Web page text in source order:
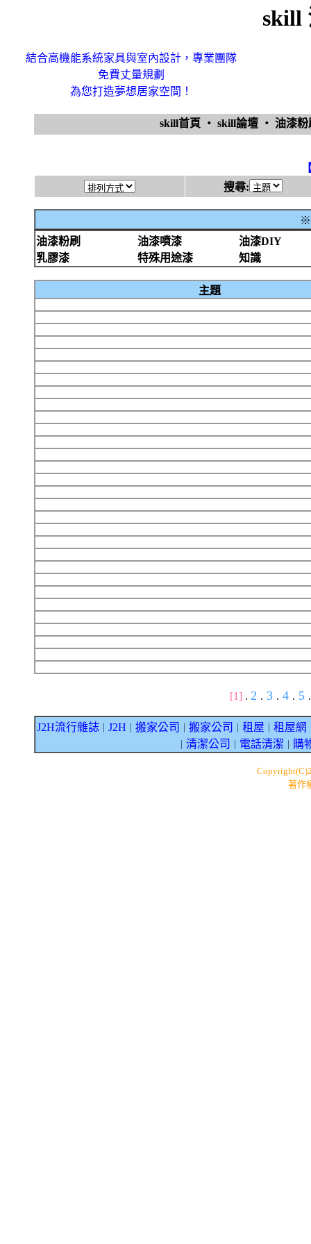
skill
結合高機能系統家具與室內設計，專業團隊
免費丈量規劃
為您打造夢想居家空間！
skill首頁 ‧ skill論壇 ‧ 油漆
搜尋:
※
油漆粉刷
油漆噴漆
油漆DIY
乳膠漆
特殊用途漆 知識
主題
[1] . 2 . 3 . 4 . 5 .
J2H流行雜誌 J2H 搬家公司 搬家公司 租屋 租屋網
清潔公司 電話清潔 購
著作